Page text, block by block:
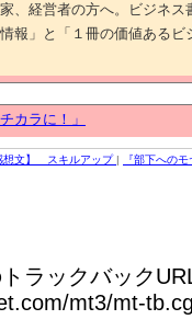
、経営者の方へ。ビジネ
報」と「１冊の価値ある
カラに！」
想文】 スキルアップ |
『部下への
ラックバック
mt3/mt-